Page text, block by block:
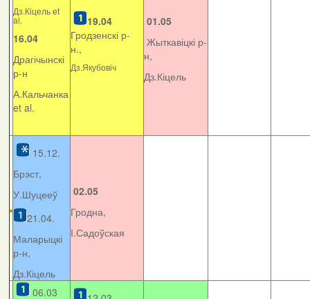
Дз.Кіцель et
al.
16.04
Драгічынскі
р-н
А.Кальчанка
et al.
19.04
Гродзенскі р-
н.,
Дз.Якубовіч
01.05
Жыткавіцкі р-
н,
Дз.Кіцель
15.12.
Брэст,
У.Шуцееў
21.04.
Маларыцкі
р-н,
Дз.Кіцель
02.05
Гродна,
І.Садоўская
06.03